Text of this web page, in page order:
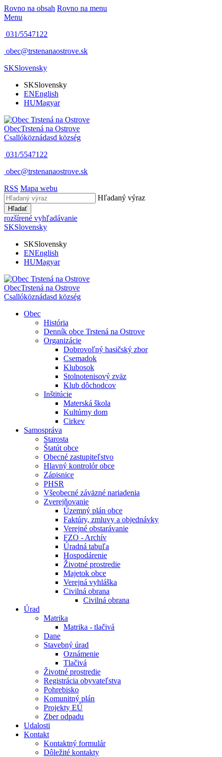
Rovno na obsah Rovno na menu
Menu
031/5547122
obec@trstenanaostrove.sk
SKSlovensky
SKSlovensky
ENEnglish
HUMagyar
ObecTrstená na Ostrove
Csallóköznádasd község
031/5547122
obec@trstenanaostrove.sk
RSS Mapa webu
Hľadaný výraz
Hľadať
rozšírené vyhľadávanie
SKSlovensky
SKSlovensky
ENEnglish
HUMagyar
ObecTrstená na Ostrove
Csallóköznádasd község
Obec
História
Denník obce Trstená na Ostrove
Organizácie
Dobrovoľný hasičský zbor
Csemadok
Klubosok
Stolnotenisový zväz
Klub dôchodcov
Inštitúcie
Materská škola
Kultúrny dom
Cirkev
Samospráva
Starosta
Štatút obce
Obecné zastupiteľstvo
Hlavný kontrolór obce
Zápisnice
PHSR
Všeobecné záväzné nariadenia
Zverejňovanie
Územný plán obce
Faktúry, zmluvy a objednávky
Verejné obstarávanie
FZO - Archív
Úradná tabuľa
Hospodárenie
Životné prostredie
Majetok obce
Verejná vyhláška
Civilná obrana
Civilná obrana
Úrad
Matrika
Matrika - tlačivá
Dane
Stavebný úrad
Oznámenie
Tlačivá
Životné prostredie
Registrácia obyvateľstva
Pohrebisko
Komunitný plán
Projekty EÚ
Zber odpadu
Udalosti
Kontakt
Kontaktný formulár
Dôležité kontakty